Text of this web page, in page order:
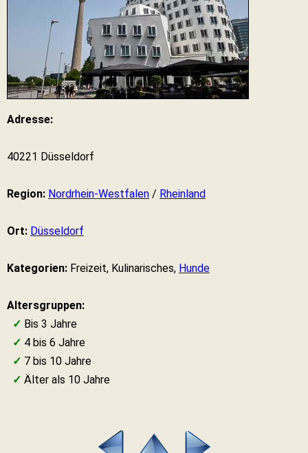
Adresse:
40221 Düsseldorf
Region: Nordrhein-Westfalen / Rheinland
Ort: Düsseldorf
Kategorien: Freizeit, Kulinarisches, Hunde
Altersgruppen:
✓ Bis 3 Jahre
✓ 4 bis 6 Jahre
✓ 7 bis 10 Jahre
✓ Älter als 10 Jahre